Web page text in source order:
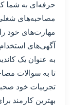
حرفه‌ای به شما
مصاحبه‌های شغلی
مهارت‌های خود
آگهی‌های
به عنوان یک
تا به سوالات
تجربیات خود
بهترین کارمند